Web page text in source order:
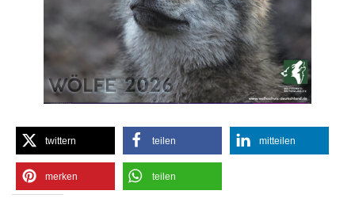
twittern teilen mitteilen
merken teilen